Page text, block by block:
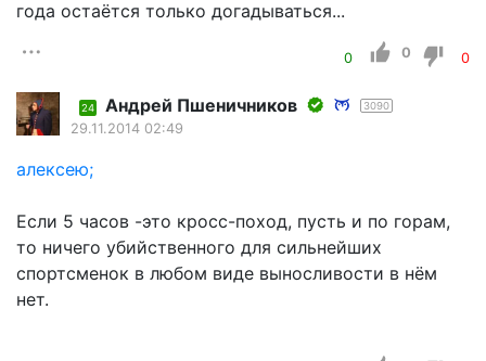
года остаётся только догадываться...
0 0 0
24 Андрей Пшеничников 3090
29.11.2014 02:49
алексею;
Если 5 часов -это кросс-поход, пусть и по горам,
то ничего убийственного для сильнейших
спортсменок в любом виде выносливости в нём
нет.